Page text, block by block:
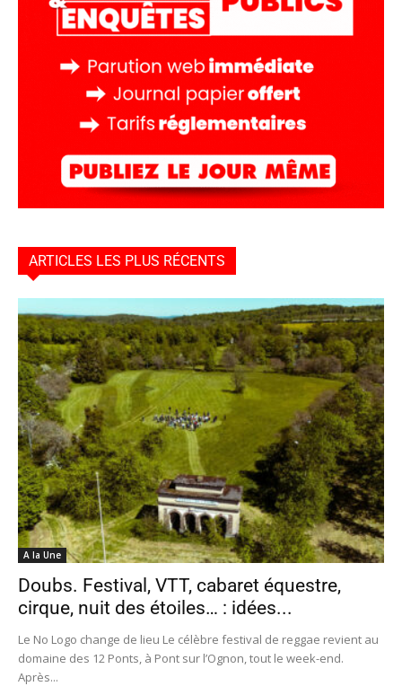
ARTICLES LES PLUS RÉCENTS
A la Une
Doubs. Festival, VTT, cabaret équestre,
cirque, nuit des étoiles… : idées...
Le No Logo change de lieu Le célèbre festival de reggae revient au
domaine des 12 Ponts, à Pont sur l’Ognon, tout le week-end.
Après...